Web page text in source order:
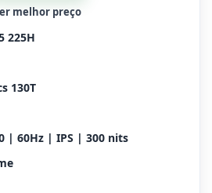
melhor preço
225H
130T
| 60Hz | IPS | 300 nits